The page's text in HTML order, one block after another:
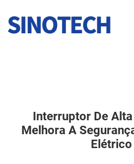
Interruptor De
Melhora A
Elétrico